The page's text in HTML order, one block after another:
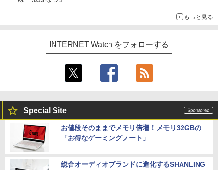
もっと見る
INTERNET Watch をフォローする
Special Site
お値段そのままでメモリ倍増！メモリ32GBの
「お得なゲーミングノート」
総合オーディオブランドに進化するSHANLING